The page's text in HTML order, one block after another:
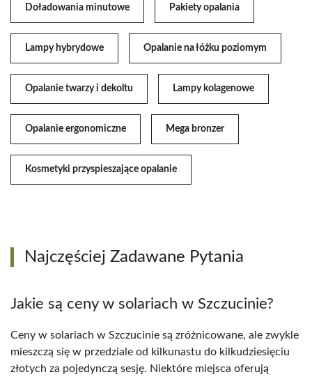
Doładowania minutowe Pakiety opalania
Lampy hybrydowe Opalanie na łóżku poziomym
Opalanie twarzy i dekoltu Lampy kolagenowe
Opalanie ergonomiczne Mega bronzer
Kosmetyki przyspieszające opalanie
Najczęściej Zadawane Pytania
Jakie są ceny w solariach w Szczucinie?
Ceny w solariach w Szczucinie są zróżnicowane, ale zwykle
mieszczą się w przedziale od kilkunastu do kilkudziesięciu
złotych za pojedynczą sesję. Niektóre miejsca oferują